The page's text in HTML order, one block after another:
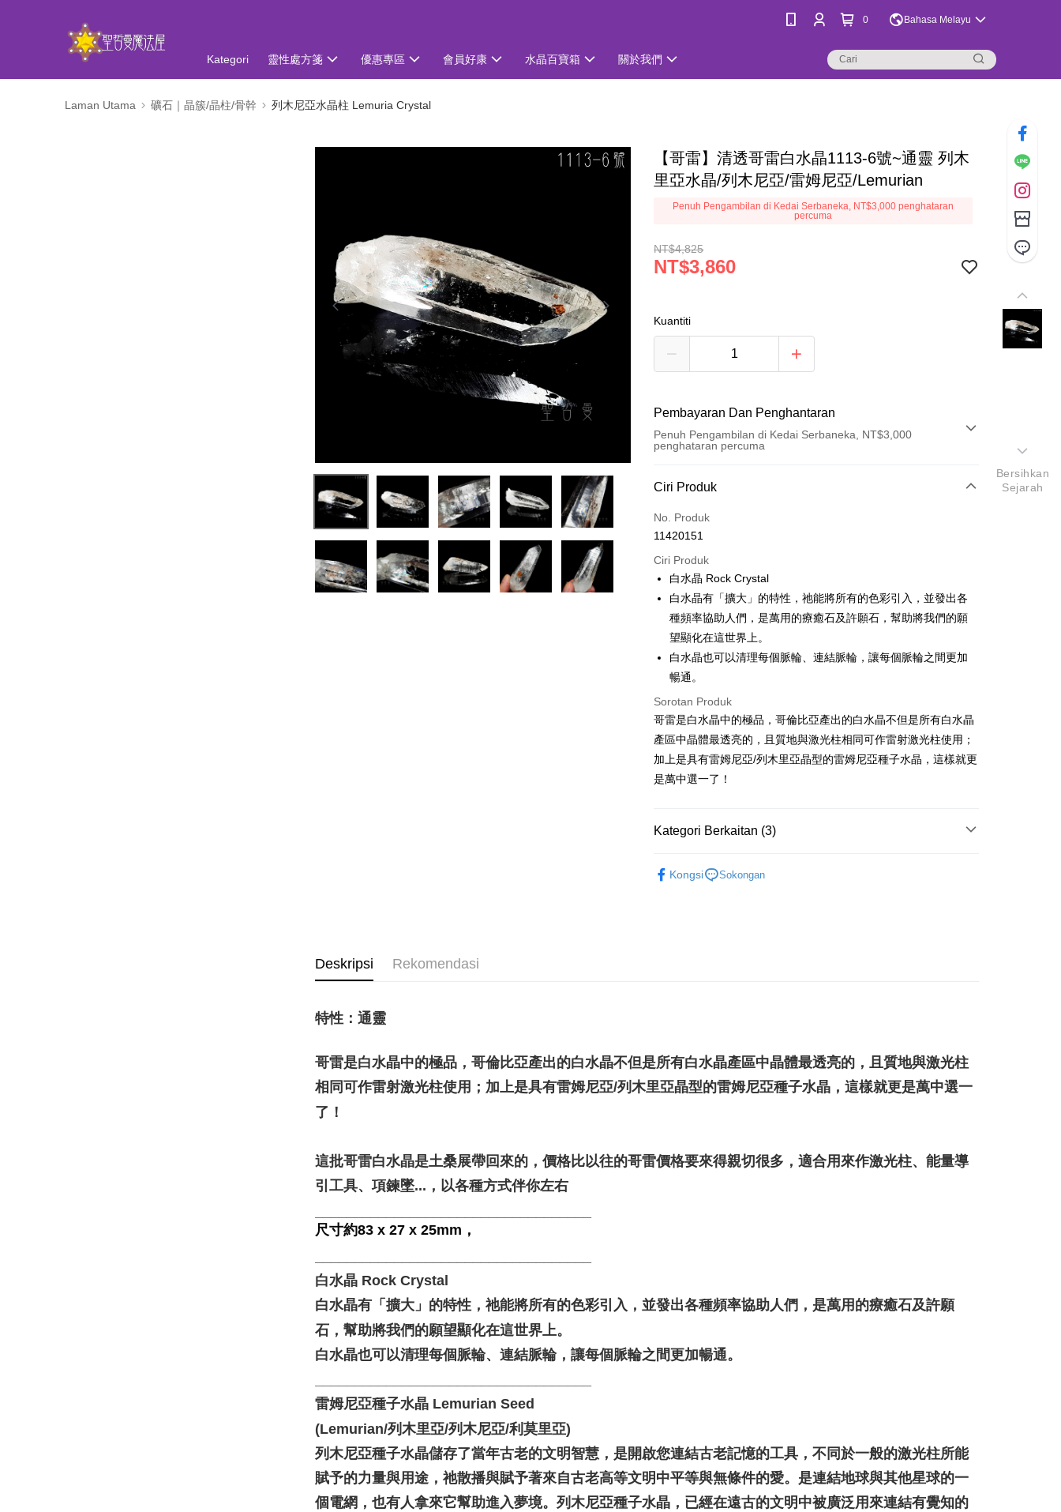
0 Bahasa Melayu
Kategori 靈性處方箋 優惠專區 會員好康 水晶百寶箱 關於我們
Laman Utama 礦石｜晶簇/晶柱/骨幹 列木尼亞水晶柱 Lemuria Crystal
【哥雷】清透哥雷白水晶1113-6號~通靈 列木
里亞水晶/列木尼亞/雷姆尼亞/Lemurian
Penuh Pengambilan di Kedai Serbaneka, NT$3,000 penghataran
percuma
NT$4,825
NT$3,860
Kuantiti
Pembayaran Dan Penghantaran
Penuh Pengambilan di Kedai Serbaneka, NT$3,000
penghataran percuma
Kaedah Pembayaran
Kad Kredit (Bayaran Penuh)
Pengambilan di Kedai Serbaneka
LINE Pay
Apple Pay
Easy Wallet
Pilihan Penghantaran
全家取貨付款
NT$80/pesanan | Penghantaran percuma untuk pesanan
7-11取貨付款
NT$3,000 atau lebih
Penghantaran percuma
Ciri Produk
No. Produk
11420151
Ciri Produk
白水晶 Rock Crystal
白水晶有「擴大」的特性，祂能將所有的色彩引入，並發出各
種頻率協助人們，是萬用的療癒石及許願石，幫助將我們的願
望顯化在這世界上。
白水晶也可以清理每個脈輪、連結脈輪，讓每個脈輪之間更加
暢通。
Sorotan Produk
哥雷是白水晶中的極品，哥倫比亞產出的白水晶不但是所有白水晶
產區中晶體最透亮的，且質地與激光柱相同可作雷射激光柱使用；
加上是具有雷姆尼亞/列木里亞晶型的雷姆尼亞種子水晶，這樣就更
是萬中選一了！
Kategori Berkaitan (3)
Kongsi Sokongan
Deskripsi Rekomendasi
特性：通靈
哥雷是白水晶中的極品，哥倫比亞產出的白水晶不但是所有白水晶產區中晶體最透亮的，且質地與激光柱
相同可作雷射激光柱使用；加上是具有雷姆尼亞/列木里亞晶型的雷姆尼亞種子水晶，這樣就更是萬中選一
了！
這批哥雷白水晶是土桑展帶回來的，價格比以往的哥雷價格要來得親切很多，適合用來作激光柱、能量導
引工具、項鍊墜...，以各種方式伴你左右
尺寸約83 x 27 x 25mm，
白水晶 Rock Crystal
白水晶有「擴大」的特性，祂能將所有的色彩引入，並發出各種頻率協助人們，是萬用的療癒石及許願
石，幫助將我們的願望顯化在這世界上。
白水晶也可以清理每個脈輪、連結脈輪，讓每個脈輪之間更加暢通。
雷姆尼亞種子水晶 Lemurian Seed
(Lemurian/列木里亞/列木尼亞/利莫里亞)
列木尼亞種子水晶儲存了當年古老的文明智慧，是開啟您連結古老記憶的工具，不同於一般的激光柱所能
賦予的力量與用途，祂散播與賦予著來自古老高等文明中平等與無條件的愛。是連結地球與其他星球的一
個電網，也有人拿來它幫助進入夢境。列木尼亞種子水晶，已經在遠古的文明中被廣泛用來連結有覺知的
Bersihkan
Sejarah